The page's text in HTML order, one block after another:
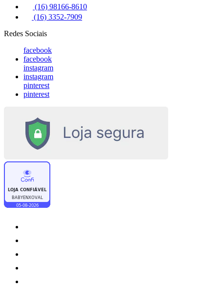
(16) 98166-8610
(16) 3352-7909
Redes Sociais
facebook
facebook
instagram
instagram
pinterest
pinterest